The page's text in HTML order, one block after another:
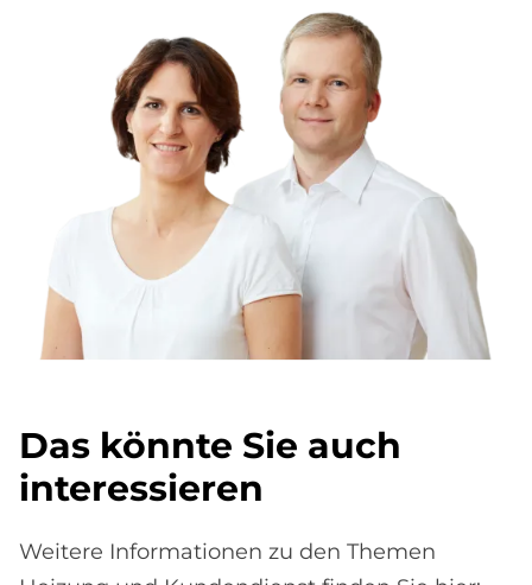
Das könnte Sie auch
interessieren
Weitere Informationen zu den Themen